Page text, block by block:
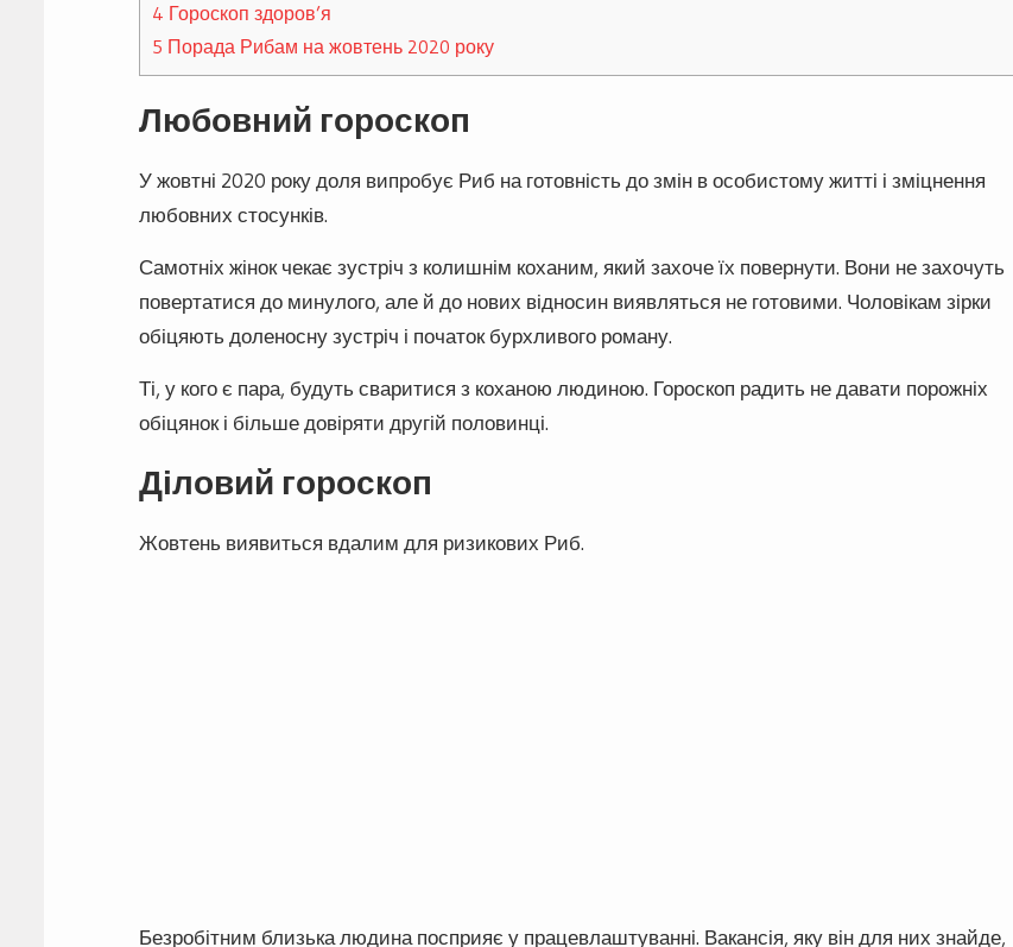
4 Гороскоп здоров’я
5 Порада Рибам на жовтень 2020 року
Любовний гороскоп
У жовтні 2020 року доля випробує Риб на готовність до змін в особистому житті і зміцнення
любовних стосунків.
Самотніх жінок чекає зустріч з колишнім коханим, який захоче їх повернути. Вони не захочуть
повертатися до минулого, але й до нових відносин виявляться не готовими. Чоловікам зірки
обіцяють доленосну зустріч і початок бурхливого роману.
Ті, у кого є пара, будуть сваритися з коханою людиною. Гороскоп радить не давати порожніх
обіцянок і більше довіряти другій половинці.
Діловий гороскоп
Жовтень виявиться вдалим для ризикових Риб.
Безробітним близька людина посприяє у працевлаштуванні. Вакансія, яку він для них знайде,